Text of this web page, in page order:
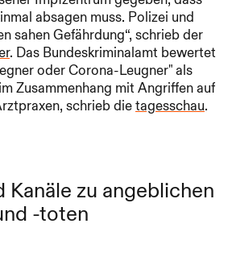
absagen muss. Polizei und
sahen Gefährdung“, schrieb der
. Das Bundeskriminalamt bewertet
oder Corona-Leugner" als
Zusammenhang mit Angriffen auf
schrieb dietagesschau.
Kanäle zu angeblichen
-toten